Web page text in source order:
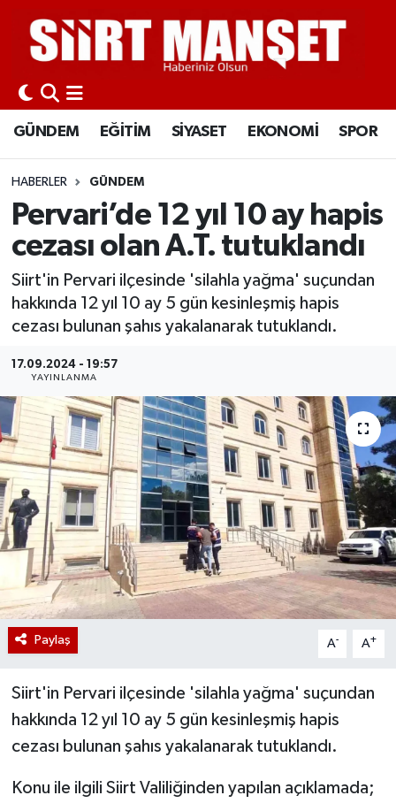
GÜNDEM EĞİTİM SİYASET EKONOMİ SPOR
HABERLER GÜNDEM
Pervari’de 12 yıl 10 ay hapis
cezası olan A.T. tutuklandı
Siirt'in Pervari ilçesinde 'silahla yağma' suçundan
hakkında 12 yıl 10 ay 5 gün kesinleşmiş hapis
cezası bulunan şahıs yakalanarak tutuklandı.
17.09.2024 - 19:57
YAYINLANMA
Paylaş A- A+
Siirt'in Pervari ilçesinde 'silahla yağma' suçundan
hakkında 12 yıl 10 ay 5 gün kesinleşmiş hapis
cezası bulunan şahıs yakalanarak tutuklandı.
Konu ile ilgili Siirt Valiliğinden yapılan açıklamada;
GÜNDEM
EĞİTİM
SİYASET
EKONOMİ
SPOR
KÜLTÜR-SANAT
SAĞLIK-YAŞAM
Siirt Nöbetçi Eczaneler
Siirt Hava Durumu
Siirt Namaz Vakitleri
Siirt Trafik Yoğunluk Haritası
Süper Lig Puan Durumu ve Fikstür
Tüm Manşetler
Son Dakika Haberleri
Haber Arşivi